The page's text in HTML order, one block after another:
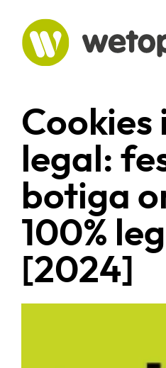
contingut
Cookies
legal:
botiga
100%
[2024]